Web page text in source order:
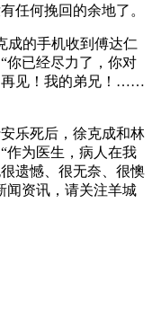
何挽回的余地了。
的手机收到傅达仁
你已经尽力了，你对
见！我的弟兄！……
乐死后，徐克成和林
作为医生，病人在我
遗憾、很无奈、很懊
闻资讯，请关注羊城